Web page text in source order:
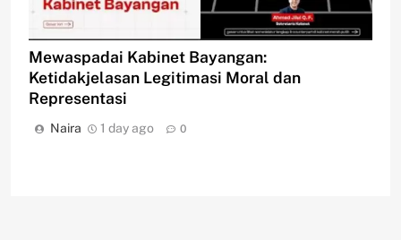
Mewaspadai Kabinet Bayangan:
Ketidakjelasan Legitimasi Moral dan
Representasi
Naira 1 day ago 0